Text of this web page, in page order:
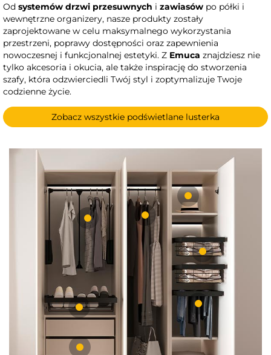
Od systemów drzwi przesuwnych i zawiasów po półki i
wewnętrzne organizery, nasze produkty zostały
zaprojektowane w celu maksymalnego wykorzystania
przestrzeni, poprawy dostępności oraz zapewnienia
nowoczesnej i funkcjonalnej estetyki. Z Emuca znajdziesz nie
tylko akcesoria i okucia, ale także inspirację do stworzenia
szafy, która odzwierciedli Twój styl i zoptymalizuje Twoje
codzienne życie.
Zobacz wszystkie podświetlane lusterka